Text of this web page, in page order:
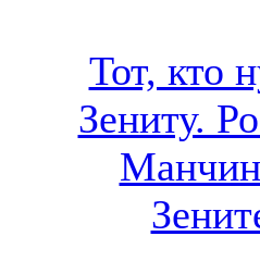
Тот, кто
Зениту.